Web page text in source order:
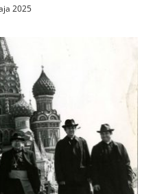
2025